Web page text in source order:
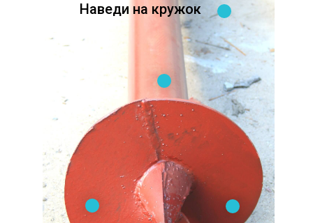
Наведи на кружок